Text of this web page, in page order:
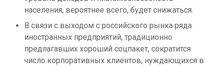
населения, вероятнее всего, будет снижаться.
В связи с выходом с российского рынка ряда
иностранных предприятий, традиционно
предлагавших хороший соцпакет, сократится
число корпоративных клиентов, нуждающихся в